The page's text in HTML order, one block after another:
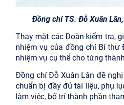
Đồng chí TS. Đỗ Xuân
Thay mặt các Đoàn kiểm tra,
nhiệm vụ của đồng chí Bí thư
nhiệm vụ cụ thể cho từng
Đồng chí Đỗ Xuân Lân đề
chuẩn bị đầy đủ tài liệu, phụ
làm việc, bố trí thành phần